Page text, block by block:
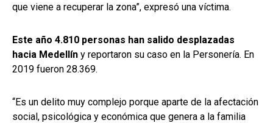
que viene a recuperar la zona”, expresó una víctima.
Este año 4.810 personas han salido desplazadas
hacia Medellín y reportaron su caso en la Personería. En
2019 fueron 28.369.
“Es un delito muy complejo porque aparte de la afectación
social, psicológica y económica que genera a la familia